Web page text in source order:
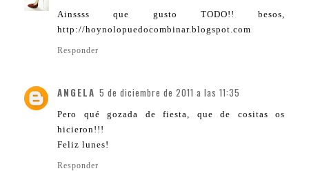
Ainssss que gusto TODO!! besos,
http://hoynolopuedocombinar.blogspot.com
Responder
ANGELA 5 de diciembre de 2011 a las 11:35
Pero qué gozada de fiesta, que de cositas os
hicieron!!!
Feliz lunes!
Responder